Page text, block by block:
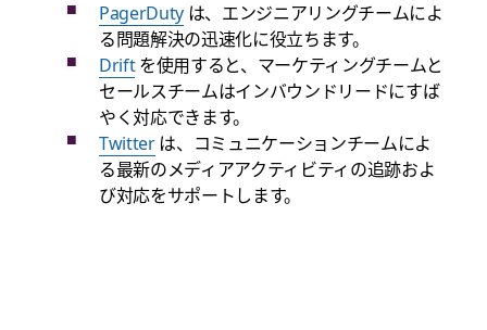
PagerDutyは、エンジニアリングチームによ
る問題解決の迅速化に役立ちます。
Driftを使用すると、マーケティングチームと
セールスチームはインバウンドリードにすば
やく対応できます。
Twitterは、コミュニケーションチームによ
る最新のメディアアクティビティの追跡およ
び対応をサポートします。